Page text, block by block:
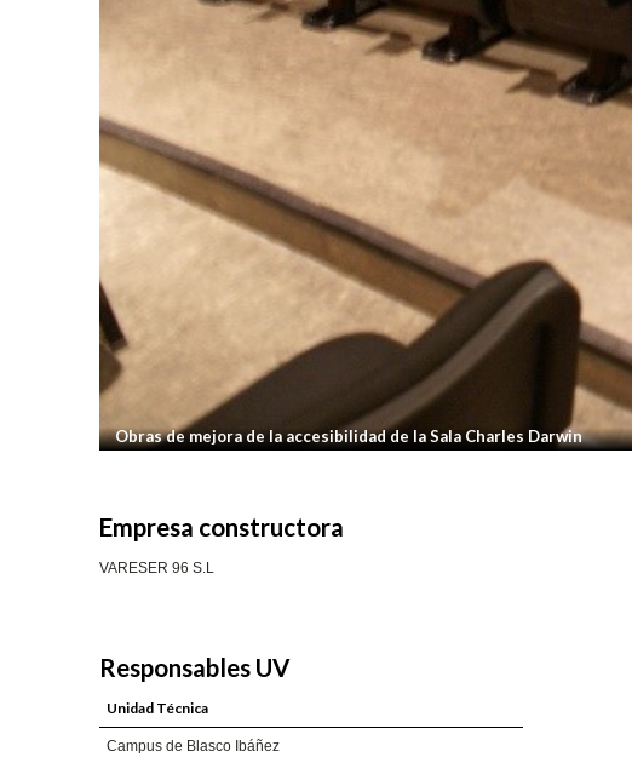
Obras de mejora de la accesibilidad de la Sala Charles Darwin
Empresa constructora
VARESER 96 S.L
Responsables UV
Unidad Técnica
Campus de Blasco Ibáñez